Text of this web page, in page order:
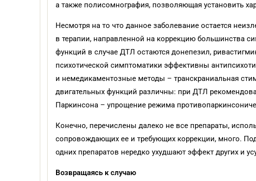
а также полисомнография, позволяющая установить
Несмотря на то что данное заболевание остается
в терапии, направленной на коррекцию большинства
функций в случае ДТЛ остаются донепезил,
психотической симптоматики эффективны
и немедикаментозные методы – транскраниальная
двигательных функций различны: при ДТЛ
Паркинсона – упрощение режима
Конечно, перечислены далеко не все препараты,
сопровождающих ее и требующих коррекции, много.
одних препаратов нередко ухудшают эффект других и
Возвращаясь к случаю